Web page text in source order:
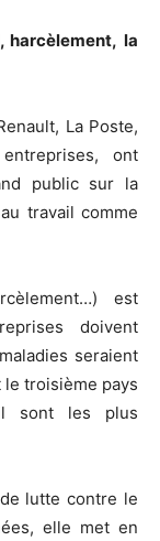
harcèlement, la
La Poste,
ont
public sur la
travail comme
est
doivent
seraient
le troisième pays
sont les plus
lutte contre le
elle met en